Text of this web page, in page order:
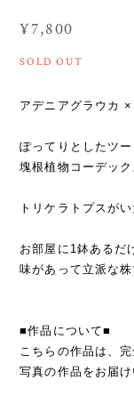
¥7,800
SOLD OUT
アデニアグラウカ
ぽってりとしたツ
塊根植物コーデッ
トリケラトプスが
お部屋に1鉢あるだ
味があって立派な株
■作品について■
こちらの作品は、
写真の作品をお届け